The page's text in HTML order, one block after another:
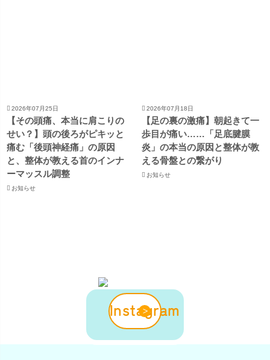
2026年07月25日
【その頭痛、本当に肩こりの
せい？】頭の後ろがピキッと
痛む「後頭神経痛」の原因
と、整体が教える首のインナ
ーマッスル調整
お知らせ
2026年07月18日
【足の裏の激痛】朝起きて一
歩目が痛い……「足底腱膜
炎」の本当の原因と整体が教
える骨盤との繋がり
お知らせ
Instagram